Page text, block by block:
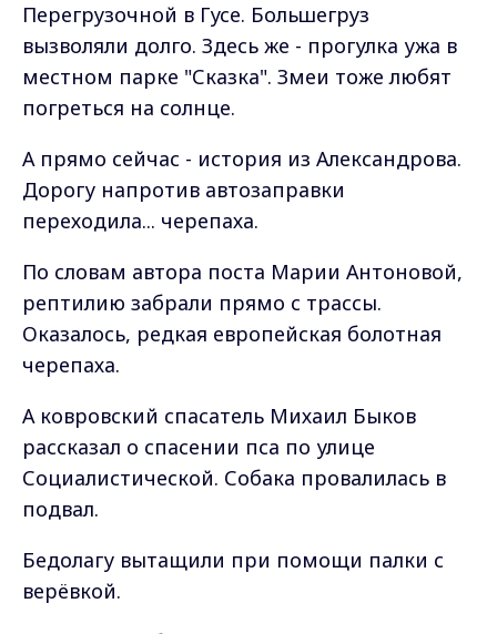
Перегрузочной в Гусе. Большегруз
вызволяли долго. Здесь же - прогулка ужа в
местном парке "Сказка". Змеи тоже любят
погреться на солнце.
А прямо сейчас - история из Александрова.
Дорогу напротив автозаправки
переходила... черепаха.
По словам автора поста Марии Антоновой,
рептилию забрали прямо с трассы.
Оказалось, редкая европейская болотная
черепаха.
А ковровский спасатель Михаил Быков
рассказал о спасении пса по улице
Социалистической. Собака провалилась в
подвал.
Бедолагу вытащили при помощи палки с
верёвкой.